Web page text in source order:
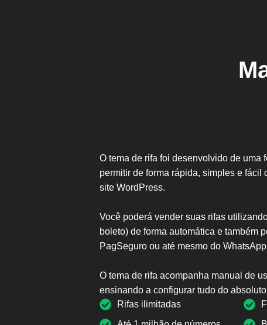
O tema de rifa foi desenvolvido de uma
permitir de forma rápida, simples e fácil
site WordPress.
Você poderá vender suas rifas
boleto) de forma automática e também
PagSeguro ou até mesmo do
O tema de rifa acompanha manual de
ensinando a configurar tudo do
Rifas ilimitadas